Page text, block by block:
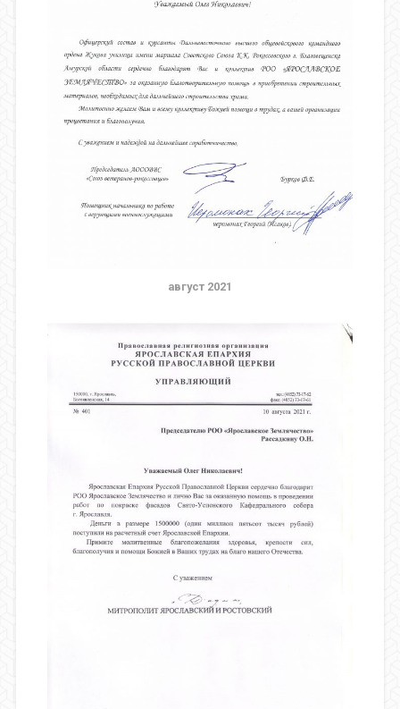
август 2021